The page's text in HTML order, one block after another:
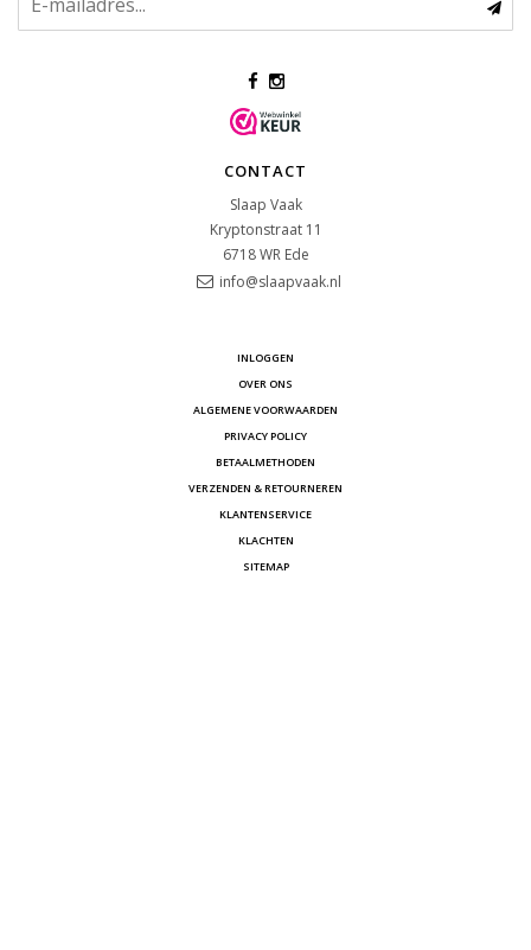
CONTACT
Slaap Vaak
Kryptonstraat 11
6718 WR Ede
info@slaapvaak.nl
INLOGGEN
OVER ONS
ALGEMENE VOORWAARDEN
PRIVACY POLICY
BETAALMETHODEN
VERZENDEN & RETOURNEREN
KLANTENSERVICE
KLACHTEN
SITEMAP